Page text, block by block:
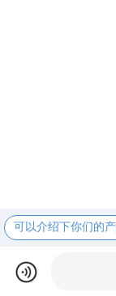
可以介绍下你们的